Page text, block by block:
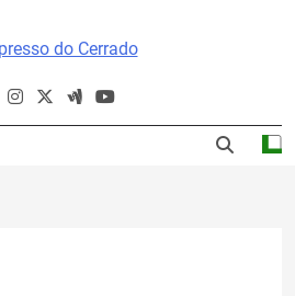
Expresso Do
Cerrado